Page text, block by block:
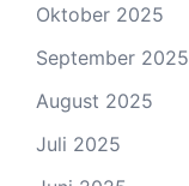
Oktober 2025
September 2025
August 2025
Juli 2025